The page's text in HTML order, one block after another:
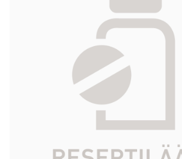
027933
Vaikuttava aine ketiapiinifumaraatti
10 fol
Cheplapharm
Tarkista Kela-